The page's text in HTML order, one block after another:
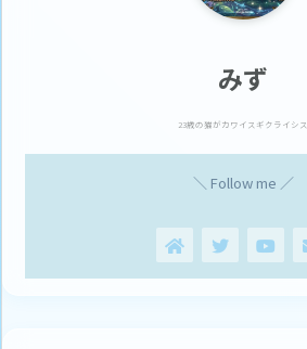
みず
23歳の猫がカワイスギクライシス
＼ Follow me ／